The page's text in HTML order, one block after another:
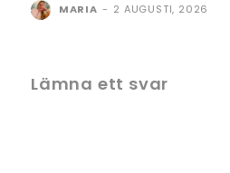
MARIA - 2 AUGUSTI, 2026
Lämna ett svar